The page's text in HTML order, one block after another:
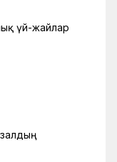
үй-жайлар